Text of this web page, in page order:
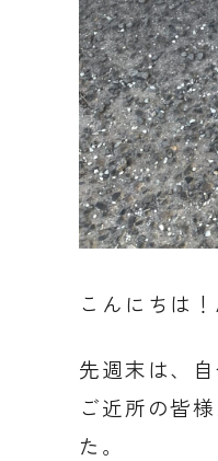
こんにちは
先週末は、
ご近所の皆
た。